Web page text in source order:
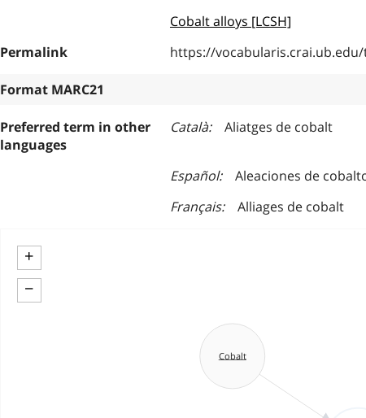
Cobalt alloys [LCSH]
Permalink
https://
Format MARC21
Preferred term in other
languages
Català Aliatges de cobalt
Español
Aleaciones de
Français
Alliages de cobalt
+
−
Cobalt